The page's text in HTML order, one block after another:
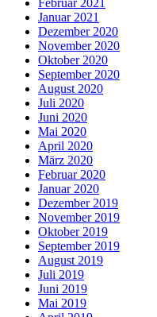
Januar 2021
Dezember 2020
November 2020
Oktober 2020
September 2020
August 2020
Juli 2020
Juni 2020
Mai 2020
April 2020
März 2020
Februar 2020
Januar 2020
Dezember 2019
November 2019
Oktober 2019
September 2019
August 2019
Juli 2019
Juni 2019
Mai 2019